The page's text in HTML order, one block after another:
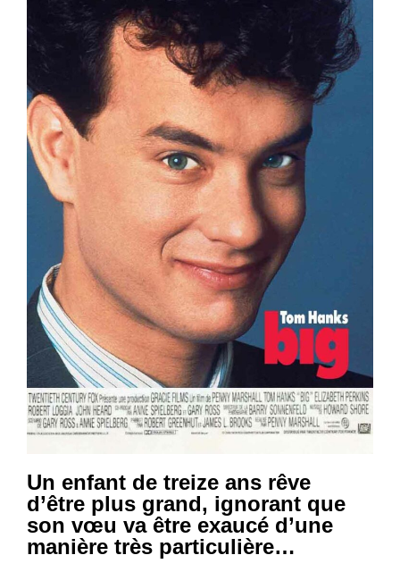
Un enfant de treize ans rêve
d’être plus grand, ignorant que
son vœu va être exaucé d’une
manière très particulière…